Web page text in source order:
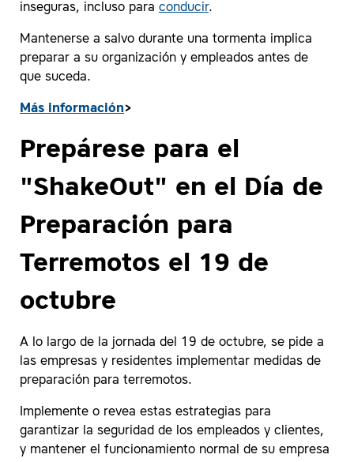
inseguras, incluso para conducir.
Mantenerse a salvo durante una tormenta implica
preparar a su organización y empleados antes de
que suceda.
Más información>
Prepárese para el
"ShakeOut" en el Día de
Preparación para
Terremotos el 19 de
octubre
A lo largo de la jornada del 19 de octubre, se pide a
las empresas y residentes implementar medidas de
preparación para terremotos.
Implemente o revea estas estrategias para
garantizar la seguridad de los empleados y clientes,
y mantener el funcionamiento normal de su empresa